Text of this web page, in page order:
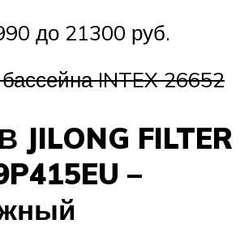
до 21300 руб.
INTEX 26652
JILONG FILTER
–